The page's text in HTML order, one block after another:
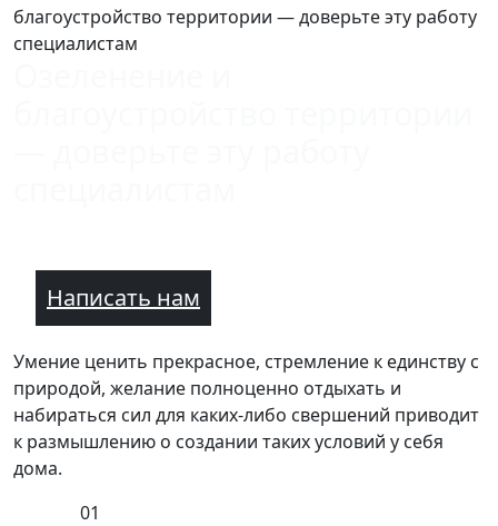
благоустройство территории — доверьте эту работу
специалистам
Написать нам
Умение ценить прекрасное, стремление к единству с
природой, желание полноценно отдыхать и
набираться сил для каких-либо свершений приводит
к размышлению о создании таких условий у себя
дома.
01